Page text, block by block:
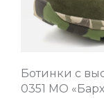
Ботинки с
0351 МО